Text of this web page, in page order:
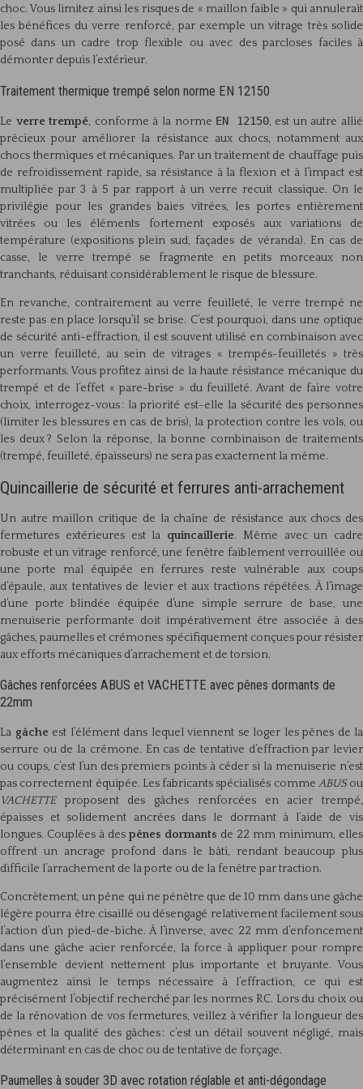
choc. Vous limitez ainsi les risques de « maillon faible » qui annulerait
les bénéfices du verre renforcé, par exemple un vitrage très solide
posé dans un cadre trop flexible ou avec des parcloses faciles à
démonter depuis l’extérieur.
Traitement thermique trempé selon norme EN 12150
Le verre trempé, conforme à la norme EN 12150, est un autre allié
précieux pour améliorer la résistance aux chocs, notamment aux
chocs thermiques et mécaniques. Par un traitement de chauffage puis
de refroidissement rapide, sa résistance à la flexion et à l’impact est
multipliée par 3 à 5 par rapport à un verre recuit classique. On le
privilégie pour les grandes baies vitrées, les portes entièrement
vitrées ou les éléments fortement exposés aux variations de
température (expositions plein sud, façades de véranda). En cas de
casse, le verre trempé se fragmente en petits morceaux non
tranchants, réduisant considérablement le risque de blessure.
En revanche, contrairement au verre feuilleté, le verre trempé ne
reste pas en place lorsqu’il se brise. C’est pourquoi, dans une optique
de sécurité anti-effraction, il est souvent utilisé en combinaison avec
un verre feuilleté, au sein de vitrages « trempés-feuilletés » très
performants. Vous profitez ainsi de la haute résistance mécanique du
trempé et de l’effet « pare-brise » du feuilleté. Avant de faire votre
choix, interrogez-vous : la priorité est-elle la sécurité des personnes
(limiter les blessures en cas de bris), la protection contre les vols, ou
les deux ? Selon la réponse, la bonne combinaison de traitements
(trempé, feuilleté, épaisseurs) ne sera pas exactement la même.
Quincaillerie de sécurité et ferrures anti-arrachement
Un autre maillon critique de la chaîne de résistance aux chocs des
fermetures extérieures est la quincaillerie. Même avec un cadre
robuste et un vitrage renforcé, une fenêtre faiblement verrouillée ou
une porte mal équipée en ferrures reste vulnérable aux coups
d’épaule, aux tentatives de levier et aux tractions répétées. À l’image
d’une porte blindée équipée d’une simple serrure de base, une
menuiserie performante doit impérativement être associée à des
gâches, paumelles et crémones spécifiquement conçues pour résister
aux efforts mécaniques d’arrachement et de torsion.
Gâches renforcées ABUS et VACHETTE avec pênes dormants de
22mm
La gâcheest l’élément dans lequel viennent se loger les pênes de la
serrure ou de la crémone. En cas de tentative d’effraction par levier
ou coups, c’est l’un des premiers points à céder si la menuiserie n’est
pas correctement équipée. Les fabricants spécialisés comme ABUSou
VACHETTEproposent des gâches renforcées en acier trempé,
épaisses et solidement ancrées dans le dormant à l’aide de vis
longues. Couplées à des pênes dormants de 22 mm minimum, elles
offrent un ancrage profond dans le bâti, rendant beaucoup plus
difficile l’arrachement de la porte ou de la fenêtre par traction.
Concrètement, un pêne qui ne pénètre que de 10 mm dans une gâche
légère pourra être cisaillé ou désengagé relativement facilement sous
l’action d’un pied-de-biche. À l’inverse, avec 22 mm d’enfoncement
dans une gâche acier renforcée, la force à appliquer pour rompre
l’ensemble devient nettement plus importante et bruyante. Vous
augmentez ainsi le temps nécessaire à l’effraction, ce qui est
précisément l’objectif recherché par les normes RC. Lors du choix ou
de la rénovation de vos fermetures, veillez à vérifier la longueur des
pênes et la qualité des gâches : c’est un détail souvent négligé, mais
déterminant en cas de choc ou de tentative de forçage.
Paumelles à souder 3D avec rotation réglable et anti-dégondage